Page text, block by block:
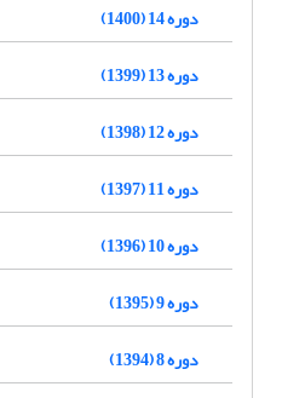
دوره 14 (1400)
دوره 13 (1399)
دوره 12 (1398)
دوره 11 (1397)
دوره 10 (1396)
دوره 9 (1395)
دوره 8 (1394)